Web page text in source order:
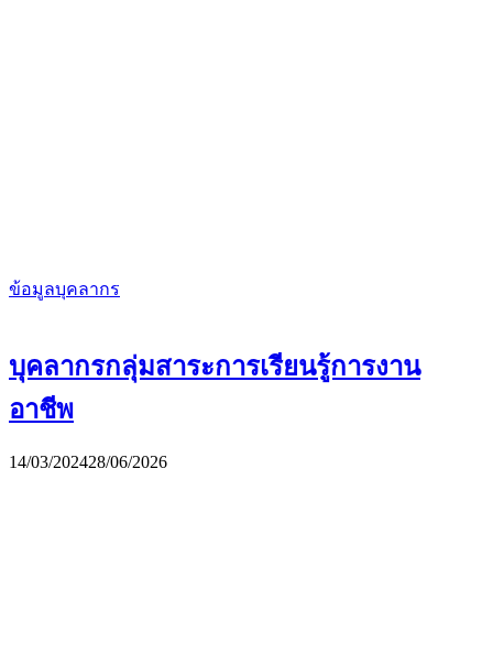
ข้อมูลบุคลากร
บุคลากรกลุ่มสาระการเรียนรู้การงาน
อาชีพ
14/03/202428/06/2026